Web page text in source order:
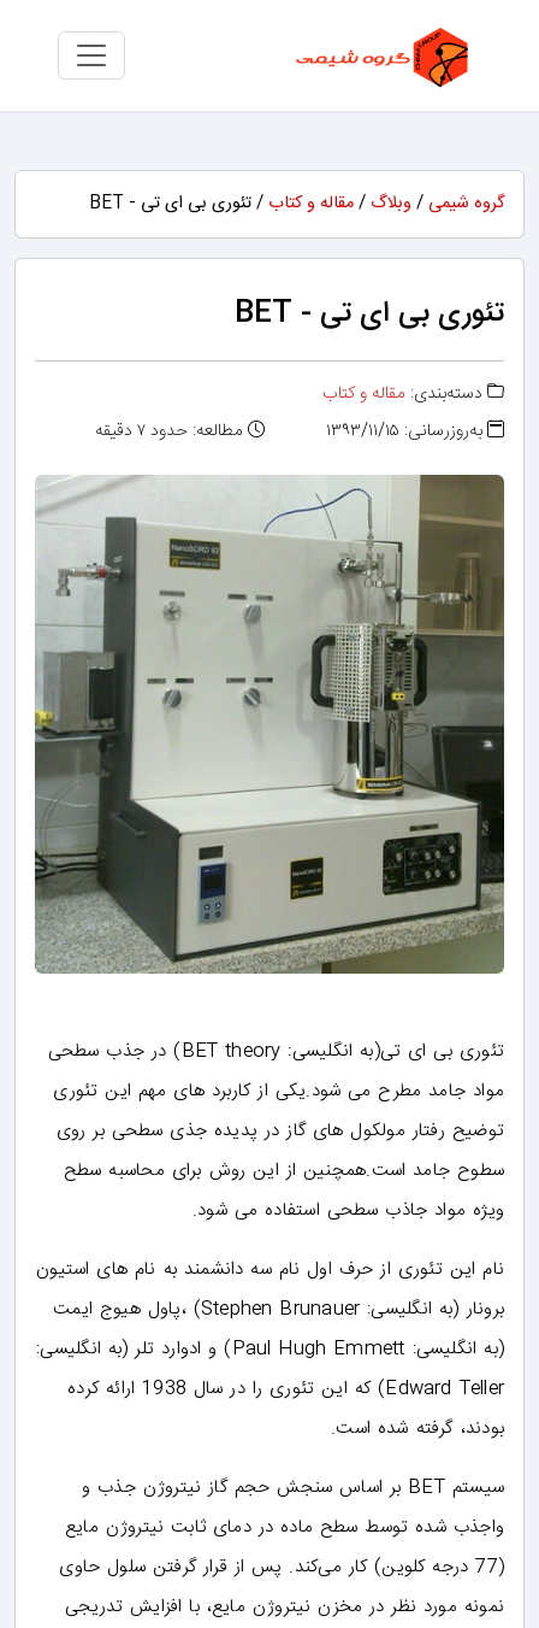
گروه شیمی / وبلاگ /مقاله و کتاب / تئوری بی ای تی - BET
تئوری بی ای تی - BET
دسته‌بندی: مقاله و کتاب
به‌روزرسانی: ۱۳۹۳/۱۱/۱۵
مطالعه: حدود ۷ دقیقه
تئوری بی ای تی(به انگلیسی: BET theory) در جذب سطحی
مواد جامد مطرح می شود.یکی از کاربرد های مهم این تئوری
توضیح رفتار مولکول های گاز در پدیده جذی سطحی بر روی
سطوح جامد است.همچنین از این روش برای محاسبه سطح
ویژه مواد جاذب سطحی استفاده می شود.
نام این تئوری از حرف اول نام سه دانشمند به نام های استیون
برونار (به انگلیسی: Stephen Brunauer) ،پاول هیوج ایمت
(به انگلیسی: Paul Hugh Emmett) و ادوارد تلر (به انگلیسی:
Edward Teller) که این تئوری را در سال 1938 ارائه کرده
بودند، گرفته شده است.
سیستم BET بر اساس سنجش حجم گاز نیتروژن جذب و
واجذب شده توسط سطح ماده در دمای ثابت نیتروژن مایع
(77 درجه کلوین) کار می‌کند. پس از قرار گرفتن سلول حاوی
نمونه مورد نظر در مخزن نیتروژن مایع، با افزایش تدریجی